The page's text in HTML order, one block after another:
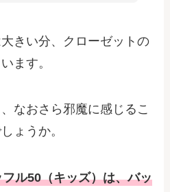
きい分、クローゼットの
ます。
なおさら邪魔に感じるこ
ょうか。
ル50（キッズ）は、バッ